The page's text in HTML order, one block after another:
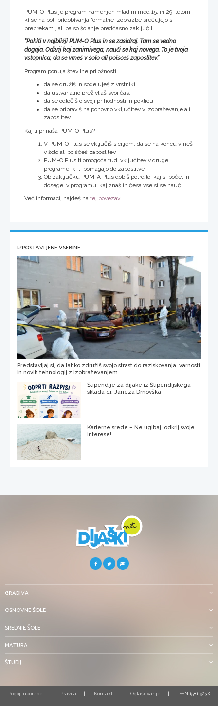
PUM-O Plus je program namenjen mladim med 15. in 29. letom,
ki se na poti pridobivanja formalne izobrazbe srečujejo s
preprekami, ali pa so šolanje predčasno zaključili.
“Pohiti v najbližji PUM-O Plus in se zasidraj. Tam se vedno
dogaja. Odkrij kaj zanimivega, nauči se kaj novega. To je tvoja
vstopnica, da se vrneš v šolo ali poiščeš zaposlitev.”
Program ponuja številne priložnosti:
da se družiš in sodeluješ z vrstniki,
da ustvarjalno preživljaš svoj čas,
da se odločiš o svoji prihodnosti in poklicu,
da se pripraviš na ponovno vključitev v izobraževanje ali
zaposlitev.
Kaj ti prinaša PUM-O Plus?
V PUM-O Plus se vključiš s ciljem, da se na koncu vrneš
v šolo ali poiščeš zaposlitev.
PUM-O Plus ti omogoča tudi vključitev v druge
programe, ki ti pomagajo do zaposlitve.
Ob zaključku PUM-A Plus dobiš potrdilo, kaj si počel in
dosegel v programu, kaj znaš in česa vse si se naučil.
Več informacij najdeš na tej povezavi
IZPOSTAVLJENE VSEBINE
Predstavljaj si, da lahko združiš svojo strast do raziskovanja, varnosti
in novih tehnologij z izobraževanjem
Štipendije za dijake iz Štipendijskega
sklada dr. Janeza Drnovška
Karierne srede – Ne ugibaj, odkrij svoje
interese!
GRADIVA
OSNOVNE ŠOLE
SREDNJE ŠOLE
MATURA
ŠTUDIJ
Pogoji uporabe Pravila Kontakt Oglaševanje ISSN 1581-923X